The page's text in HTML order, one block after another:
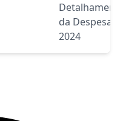
da Despesa
2024